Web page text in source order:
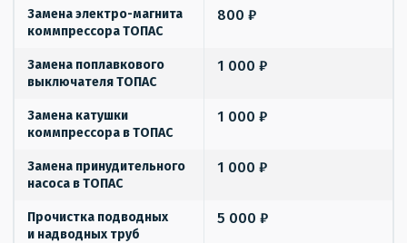
Замена электро-магнита
коммпрессора ТОПАС
Замена поплавкового
выключателя ТОПАС
Замена катушки
коммпрессора в ТОПАС
Замена принудительного
насоса в ТОПАС
Прочистка подводных
и надводных труб
800 ₽
1 000 ₽
1 000 ₽
1 000 ₽
5 000 ₽